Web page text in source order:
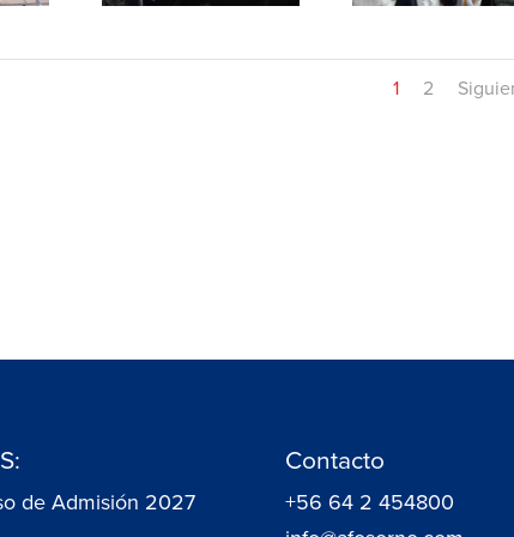
1 2
de Admisión 2027
Contacto
+56 64 2 454800